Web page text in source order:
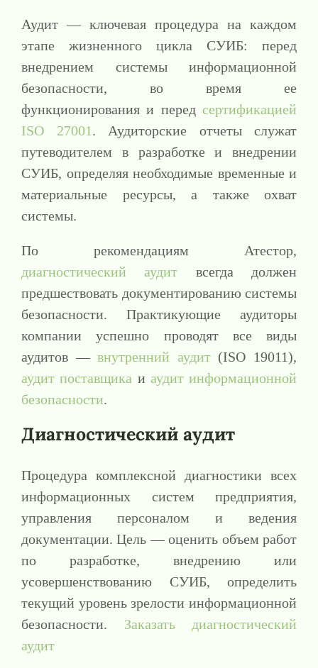
Аудит — ключевая процедура на каждом
этапе жизненного цикла СУИБ: перед
внедрением системы информационной
безопасности, во время ее
функционирования и перед сертификацией
ISO 27001 . Аудиторские отчеты служат
путеводителем в разработке и внедрении
СУИБ, определяя необходимые временные и
материальные ресурсы, а также охват
системы.
По рекомендациям Атестор,
диагностический аудит всегда должен
предшествовать документированию системы
безопасности. Практикующие аудиторы
компании успешно проводят все виды
аудитов —внутренний аудит(ISO 19011),
аудит поставщика и аудит информационной
безопасности.
Диагностический аудит
Процедура комплексной диагностики всех
информационных систем предприятия,
управления персоналом и ведения
документации. Цель — оценить объем работ
по разработке, внедрению или
усовершенствованию СУИБ, определить
текущий уровень зрелости информационной
безопасности. Заказать диагностический
аудит